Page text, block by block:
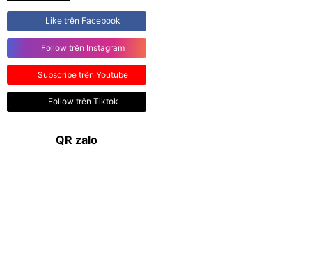
Subscribe trên Youtube
Follow trên Tiktok
QR zalo